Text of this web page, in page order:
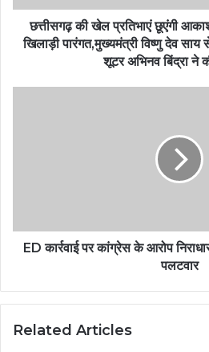
छत्तीसगढ़ की खेल प्रतिभाएं छूएंगी
खिलाड़ी पारंगत,मुख्यमंत्री विष्णु देव
शूटर अभिनव बिंद्रा ने
ED कार्रवाई पर कांग्रेस के आरोप
पलटवार
Related Articles